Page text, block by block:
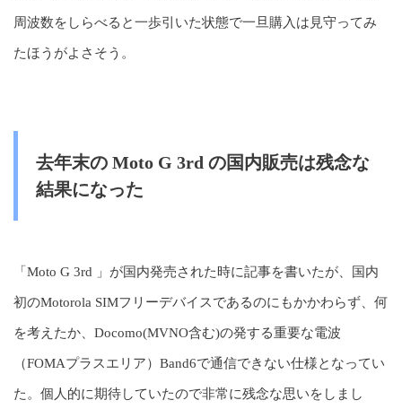
周波数をしらべると一歩引いた状態で一旦購入は見守ってみ
たほうがよさそう。
去年末の Moto G 3rd の国内販売は残念な
結果になった
「Moto G 3rd 」が国内発売された時に記事を書いたが、国内
初のMotorola SIMフリーデバイスであるのにもかかわらず、何
を考えたか、Docomo(MVNO含む)の発する重要な電波
（FOMAプラスエリア）Band6で通信できない仕様となってい
た。個人的に期待していたので非常に残念な思いをしまし